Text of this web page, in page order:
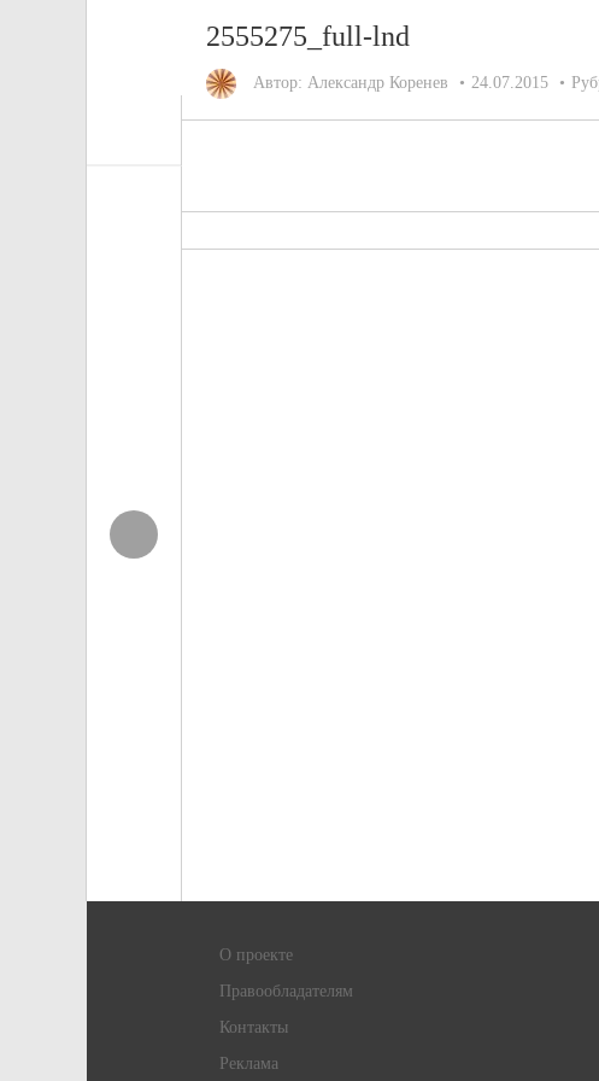
2555275_full-lnd
Автор: Александр Коренев 24.07.2015
О проекте
Правообладателям
Контакты
Реклама